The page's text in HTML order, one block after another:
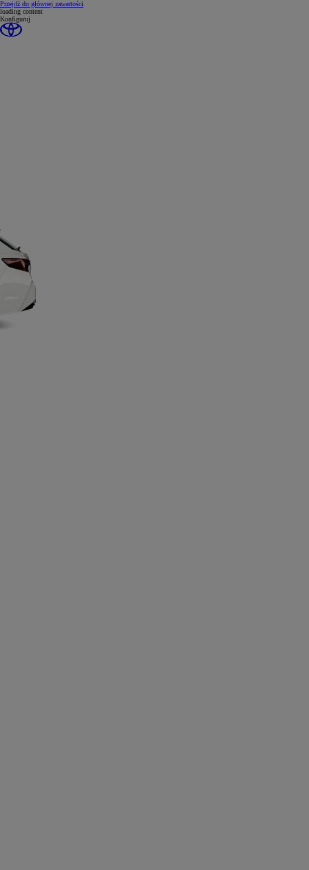
Przejdź do głównej zawartości
loading content
Konfiguruj